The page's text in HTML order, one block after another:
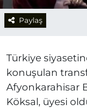
Paylaş
Türkiye
konuşulan
Afyonkarahisar
Köksal, üyesi